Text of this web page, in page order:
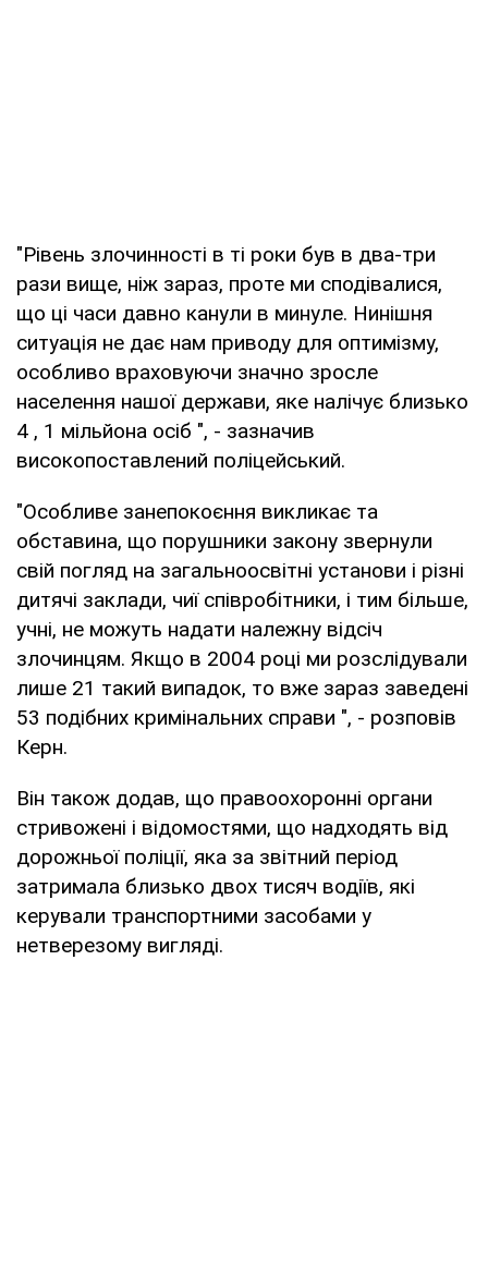
"Рівень злочинності в ті роки був в два-три
рази вище, ніж зараз, проте ми сподівалися,
що ці часи давно канули в минуле. Нинішня
ситуація не дає нам приводу для оптимізму,
особливо враховуючи значно зросле
населення нашої держави, яке налічує близько
4 , 1 мільйона осіб ", - зазначив
високопоставлений поліцейський.
"Особливе занепокоєння викликає та
обставина, що порушники закону звернули
свій погляд на загальноосвітні установи і різні
дитячі заклади, чиї співробітники, і тим більше,
учні, не можуть надати належну відсіч
злочинцям. Якщо в 2004 році ми розслідували
лише 21 такий випадок, то вже зараз заведені
53 подібних кримінальних справи ", - розповів
Керн.
Він також додав, що правоохоронні органи
стривожені і відомостями, що надходять від
дорожньої поліції, яка за звітний період
затримала близько двох тисяч водіїв, які
керували транспортними засобами у
нетверезому вигляді.